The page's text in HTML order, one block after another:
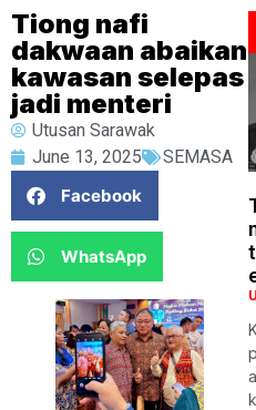
Tiong nafi
dakwaan abaikan
kawasan selepas
jadi menteri
Utusan Sarawak
June 13, 2025
SEMASA
Facebook
WhatsApp